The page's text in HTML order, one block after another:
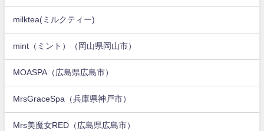
milktea(ミルクティー)
mint（ミント）（岡山県岡山市）
MOASPA（広島県広島市）
MrsGraceSpa（兵庫県神戸市）
Mrs美魔女RED（広島県広島市）